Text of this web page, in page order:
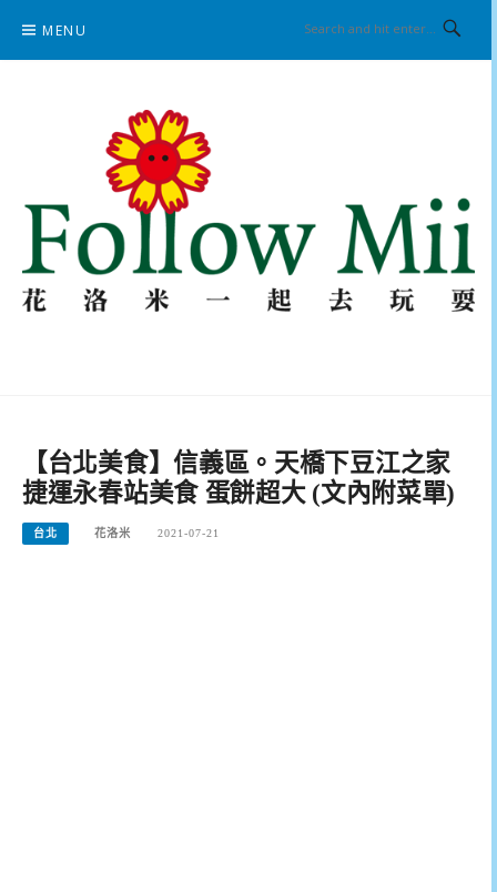
content
MENU
【台北美食】信義區。天橋下豆江之家
捷運永春站美食 蛋餅超大 (文內附菜單)
台北 花洛米 2021-07-21